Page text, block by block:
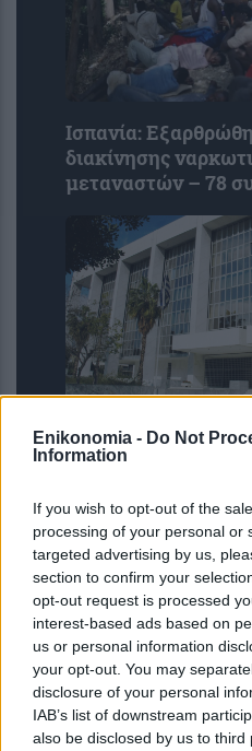
Enikonomia - Do Not
Information
If you wish to opt-out of the
processing of your personal or
targeted advertising by us,
section to confirm your
opt-out request is processed
interest-based ads based on
us or personal information
your opt-out. You may
disclosure of your personal
IAB’s list of downstream
also be disclosed by us to third
Ισπανία:
διακίνησης
μεταναστών – 78
Άρειος Πάγος: Δεν
τηλεφωνικών